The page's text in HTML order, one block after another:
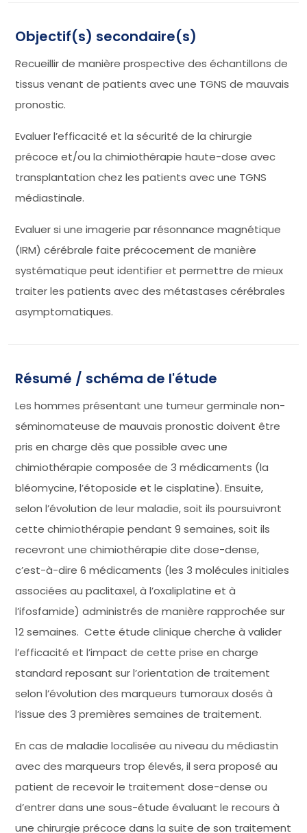
Objectif(s) secondaire(s)
Recueillir de manière prospective des échantillons de
tissus venant de patients avec une TGNS de mauvais
pronostic.
Evaluer l’efficacité et la sécurité de la chirurgie
précoce et/ou la chimiothérapie haute-dose avec
transplantation chez les patients avec une TGNS
médiastinale.
Evaluer si une imagerie par résonnance magnétique
(IRM) cérébrale faite précocement de manière
systématique peut identifier et permettre de mieux
traiter les patients avec des métastases cérébrales
asymptomatiques.
Résumé / schéma de l'étude
Les hommes présentant une tumeur germinale non-
séminomateuse de mauvais pronostic doivent être
pris en charge dès que possible avec une
chimiothérapie composée de 3 médicaments (la
bléomycine, l’étoposide et le cisplatine). Ensuite,
selon l’évolution de leur maladie, soit ils poursuivront
cette chimiothérapie pendant 9 semaines, soit ils
recevront une chimiothérapie dite dose-dense,
c’est-à-dire 6 médicaments (les 3 molécules initiales
associées au paclitaxel, à l’oxaliplatine et à
l’ifosfamide) administrés de manière rapprochée sur
12 semaines. Cette étude clinique cherche à valider
l’efficacité et l’impact de cette prise en charge
standard reposant sur l’orientation de traitement
selon l’évolution des marqueurs tumoraux dosés à
l’issue des 3 premières semaines de traitement.
En cas de maladie localisée au niveau du médiastin
avec des marqueurs trop élevés, il sera proposé au
patient de recevoir le traitement dose-dense ou
d’entrer dans une sous-étude évaluant le recours à
une chirurgie précoce dans la suite de son traitement